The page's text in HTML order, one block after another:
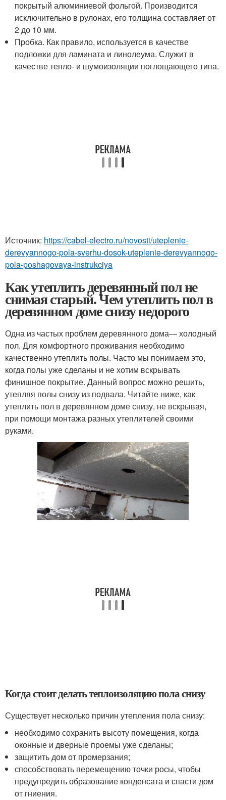
покрытый алюминиевой фольгой. Производится
исключительно в рулонах, его толщина составляет от
2 до 10 мм.
Пробка. Как правило, используется в качестве
подложки для ламината и линолеума. Служит в
качестве тепло- и шумоизоляции поглощающего типа.
Источник: https://cabel-electro.ru/novosti/uteplenie-
derevyannogo-pola-sverhu-dosok-uteplenie-derevyannogo-
pola-poshagovaya-instrukciya
Как утеплить деревянный пол не
снимая старый. Чем утеплить пол в
деревянном доме снизу недорого
Одна из частых проблем деревянного дома— холодный
пол. Для комфортного проживания необходимо
качественно утеплить полы. Часто мы понимаем это,
когда полы уже сделаны и не хотим вскрывать
финишное покрытие. Данный вопрос можно решить,
утепляя полы снизу из подвала. Читайте ниже, как
утеплить пол в деревянном доме снизу, не вскрывая,
при помощи монтажа разных утеплителей своими
руками.
Когда стоит делать теплоизоляцию пола снизу
Существует несколько причин утепления пола снизу:
необходимо сохранить высоту помещения, когда
оконные и дверные проемы уже сделаны;
защитить дом от промерзания;
способствовать перемещению точки росы, чтобы
предупредить образование конденсата и спасти дом
от гниения.